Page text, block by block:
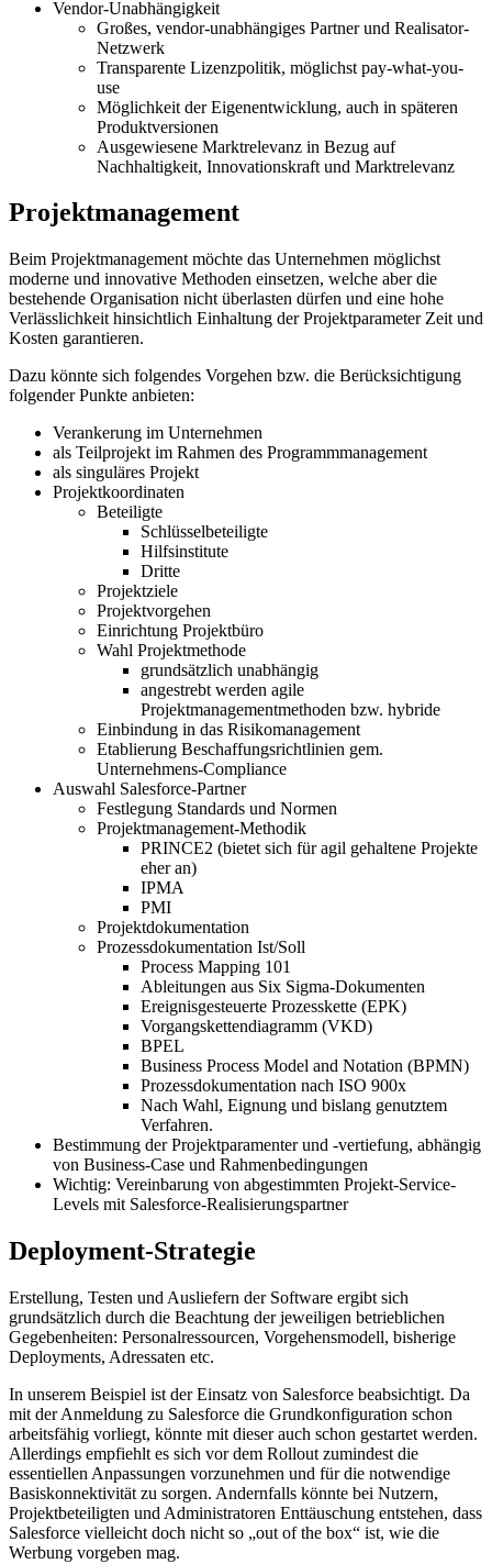
Vendor-Unabhängigkeit
Großes, vendor-unabhängiges Partner und Realisator-
Netzwerk
Transparente Lizenzpolitik, möglichst pay-what-you-
use
Möglichkeit der Eigenentwicklung, auch in späteren
Produktversionen
Ausgewiesene Marktrelevanz in Bezug auf
Nachhaltigkeit, Innovationskraft und Marktrelevanz
Projektmanagement
Beim Projektmanagement möchte das Unternehmen möglichst
moderne und innovative Methoden einsetzen, welche aber die
bestehende Organisation nicht überlasten dürfen und eine hohe
Verlässlichkeit hinsichtlich Einhaltung der Projektparameter Zeit und
Kosten garantieren.
Dazu könnte sich folgendes Vorgehen bzw. die Berücksichtigung
folgender Punkte anbieten:
Verankerung im Unternehmen
als Teilprojekt im Rahmen des Programmmanagement
als singuläres Projekt
Projektkoordinaten
Beteiligte
Schlüsselbeteiligte
Hilfsinstitute
Dritte
Projektziele
Projektvorgehen
Einrichtung Projektbüro
Wahl Projektmethode
grundsätzlich unabhängig
angestrebt werden agile
Projektmanagementmethoden bzw. hybride
Einbindung in das Risikomanagement
Etablierung Beschaffungsrichtlinien gem.
Unternehmens-Compliance
Auswahl Salesforce-Partner
Festlegung Standards und Normen
Projektmanagement-Methodik
PRINCE2 (bietet sich für agil gehaltene Projekte
eher an)
IPMA
PMI
Projektdokumentation
Prozessdokumentation Ist/Soll
Process Mapping 101
Ableitungen aus Six Sigma-Dokumenten
Ereignisgesteuerte Prozesskette (EPK)
Vorgangskettendiagramm (VKD)
BPEL
Business Process Model and Notation (BPMN)
Prozessdokumentation nach ISO 900x
Nach Wahl, Eignung und bislang genutztem
Verfahren.
Bestimmung der Projektparamenter und -vertiefung, abhängig
von Business-Case und Rahmenbedingungen
Wichtig: Vereinbarung von abgestimmten Projekt-Service-
Levels mit Salesforce-Realisierungspartner
Deployment-Strategie
Erstellung, Testen und Ausliefern der Software ergibt sich
grundsätzlich durch die Beachtung der jeweiligen betrieblichen
Gegebenheiten: Personalressourcen, Vorgehensmodell, bisherige
Deployments, Adressaten etc.
In unserem Beispiel ist der Einsatz von Salesforce beabsichtigt. Da
mit der Anmeldung zu Salesforce die Grundkonfiguration schon
arbeitsfähig vorliegt, könnte mit dieser auch schon gestartet werden.
Allerdings empfiehlt es sich vor dem Rollout zumindest die
essentiellen Anpassungen vorzunehmen und für die notwendige
Basiskonnektivität zu sorgen. Andernfalls könnte bei Nutzern,
Projektbeteiligten und Administratoren Enttäuschung entstehen, dass
Salesforce vielleicht doch nicht so „out of the box“ ist, wie die
Werbung vorgeben mag.